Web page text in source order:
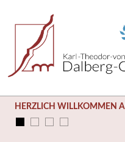
HERZLICH WILLKOMMEN